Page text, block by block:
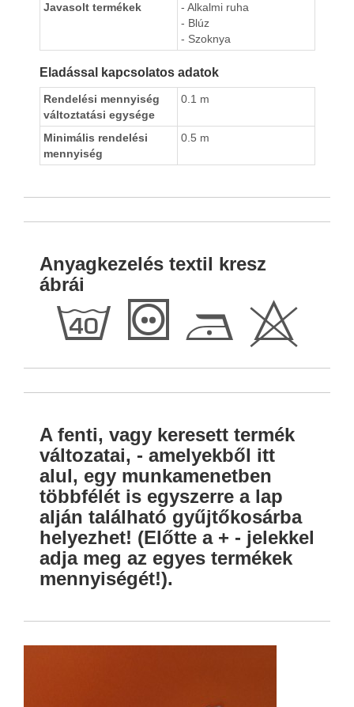
Javasolt termékek
- Alkalmi ruha
- Blúz
- Szoknya
Eladással kapcsolatos adatok
Rendelési mennyiség
változtatási egysége
0.1 m
Minimális rendelési
mennyiség
0.5 m
Anyagkezelés textil kresz
ábrái
h T D H
A fenti, vagy keresett termék
változatai, - amelyekből itt
alul, egy munkamenetben
többfélét is egyszerre a lap
alján található gyűjtőkosárba
helyezhet! (Előtte a + - jelekkel
adja meg az egyes termékek
mennyiségét!).